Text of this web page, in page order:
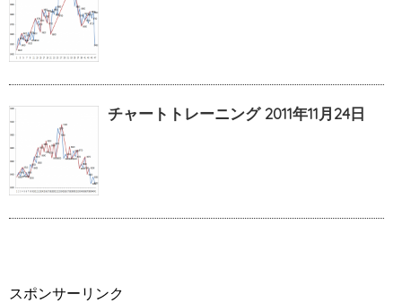
チャートトレーニング 2011年11月24日
スポンサーリンク